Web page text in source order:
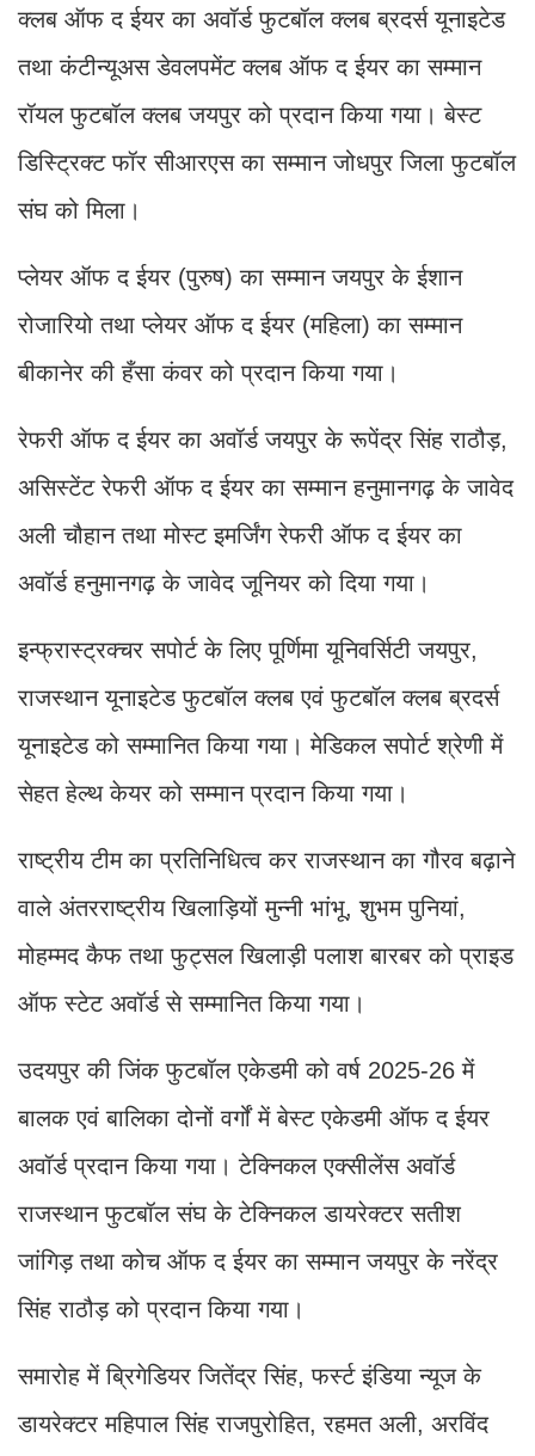
क्लब ऑफ द ईयर का अवॉर्ड फुटबॉल क्लब ब्रदर्स यूनाइटेड
तथा कंटीन्यूअस डेवलपमेंट क्लब ऑफ द ईयर का सम्मान
रॉयल फुटबॉल क्लब जयपुर को प्रदान किया गया। बेस्ट
डिस्ट्रिक्ट फॉर सीआरएस का सम्मान जोधपुर जिला फुटबॉल
संघ को मिला।
प्लेयर ऑफ द ईयर (पुरुष) का सम्मान जयपुर के ईशान
रोजारियो तथा प्लेयर ऑफ द ईयर (महिला) का सम्मान
बीकानेर की हँसा कंवर को प्रदान किया गया।
रेफरी ऑफ द ईयर का अवॉर्ड जयपुर के रूपेंद्र सिंह राठौड़,
असिस्टेंट रेफरी ऑफ द ईयर का सम्मान हनुमानगढ़ के जावेद
अली चौहान तथा मोस्ट इमर्जिंग रेफरी ऑफ द ईयर का
अवॉर्ड हनुमानगढ़ के जावेद जूनियर को दिया गया।
इन्फ्रास्ट्रक्चर सपोर्ट के लिए पूर्णिमा यूनिवर्सिटी जयपुर,
राजस्थान यूनाइटेड फुटबॉल क्लब एवं फुटबॉल क्लब ब्रदर्स
यूनाइटेड को सम्मानित किया गया। मेडिकल सपोर्ट श्रेणी में
सेहत हेल्थ केयर को सम्मान प्रदान किया गया।
राष्ट्रीय टीम का प्रतिनिधित्व कर राजस्थान का गौरव बढ़ाने
वाले अंतरराष्ट्रीय खिलाड़ियों मुन्नी भांभू, शुभम पुनियां,
मोहम्मद कैफ तथा फुट्सल खिलाड़ी पलाश बारबर को प्राइड
ऑफ स्टेट अवॉर्ड से सम्मानित किया गया।
उदयपुर की जिंक फुटबॉल एकेडमी को वर्ष 2025-26 में
बालक एवं बालिका दोनों वर्गों में बेस्ट एकेडमी ऑफ द ईयर
अवॉर्ड प्रदान किया गया। टेक्निकल एक्सीलेंस अवॉर्ड
राजस्थान फुटबॉल संघ के टेक्निकल डायरेक्टर सतीश
जांगिड़ तथा कोच ऑफ द ईयर का सम्मान जयपुर के नरेंद्र
सिंह राठौड़ को प्रदान किया गया।
समारोह में ब्रिगेडियर जितेंद्र सिंह, फर्स्ट इंडिया न्यूज के
डायरेक्टर महिपाल सिंह राजपुरोहित, रहमत अली, अरविंद